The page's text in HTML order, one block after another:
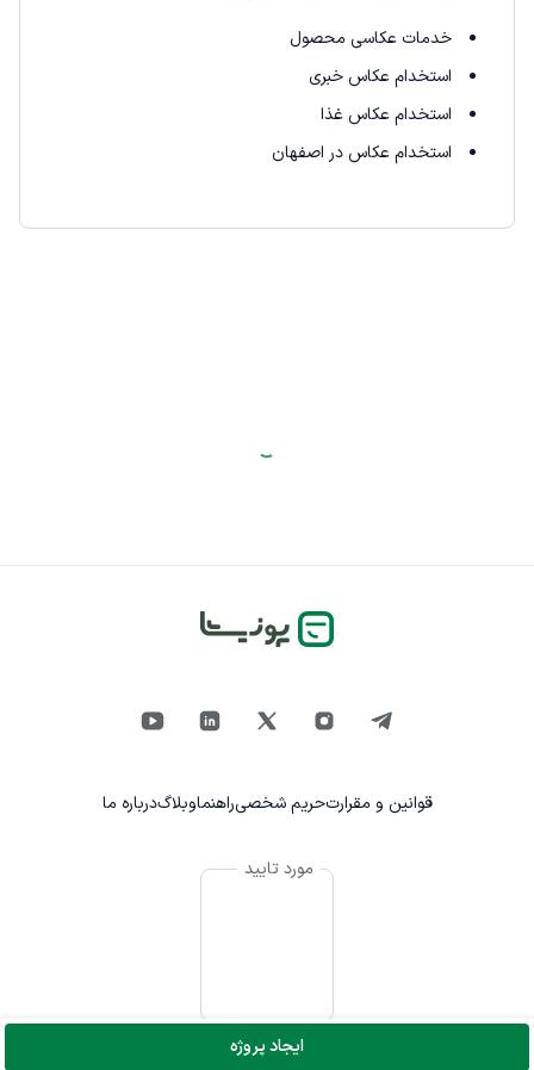
ایجاد پروژه
خدمات عکاسی محصول
استخدام عکاس خبری
استخدام عکاس غذا
استخدام عکاس در اصفهان
قوانین و مقرارتحریم شخصیراهنماوبلاگدرباره ما
مورد تایید
© تمام حقوق برای پونیشا محفوظ است